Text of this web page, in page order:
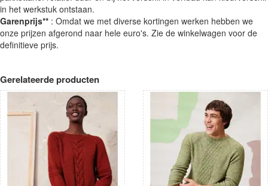
in het werkstuk ontstaan.
Garenprijs** : Omdat we met diverse kortingen werken hebben we
onze prijzen afgerond naar hele euro's. Zie de winkelwagen voor de
definitieve prijs.
Gerelateerde producten